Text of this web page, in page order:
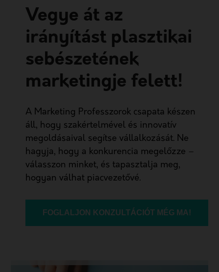
Vegye át az
irányítást plasztikai
sebészetének
marketingje felett!
A Marketing Professzorok csapata készen
áll, hogy szakértelmével és innovatív
megoldásaival segítse vállalkozását. Ne
hagyja, hogy a konkurencia megelőzze –
válasszon minket, és tapasztalja meg,
hogyan válhat piacvezetővé.
FOGLALJON KONZULTÁCIÓT MÉG MA!